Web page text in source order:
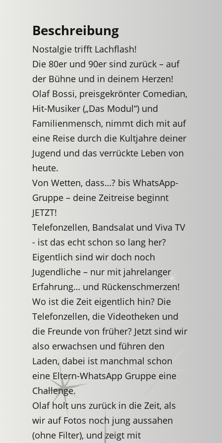
Beschreibung
Nostalgie trifft Lachflash!
Die 80er und 90er sind zurück – auf
der Bühne und in deinem Herzen!
Olaf Bossi, preisgekrönter Comedian,
Hit-Musiker („Das Modul“) und
Familienmensch, nimmt dich mit auf
eine Reise durch die Kultjahre deiner
Jugend und das verrückte Leben von
heute.
Von Wetten, dass…? bis WhatsApp-
Gruppe – deine Zeitreise beginnt
JETZT!
Telefonzellen, Bandsalat und Viva TV
- ist das echt schon so lang her?
Eigentlich sind wir doch noch
Jugendliche – nur mit jahrelanger
Erfahrung… und Rückenschmerzen!
Wo ist die Zeit eigentlich hin? Die
Telefonzellen, die Videotheken und
die Freunde von früher? Jetzt sind wir
also erwachsen und führen den
Laden, dabei ist manchmal schon
eine Eltern-WhatsApp Gruppe eine
Challenge.
Olaf holt uns zurück in die Zeit, als
wir auf Fotos noch jung aussahen
(ohne Filter), und zeigt mit